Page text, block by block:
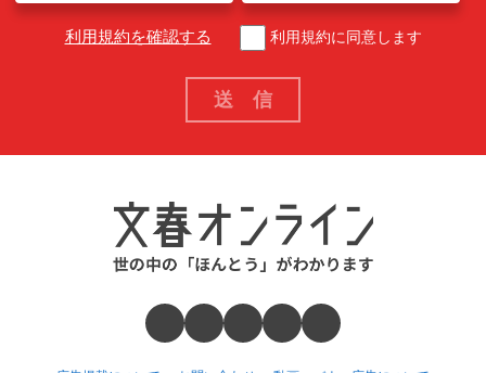
利用規約を確認する 利用規約に同意します